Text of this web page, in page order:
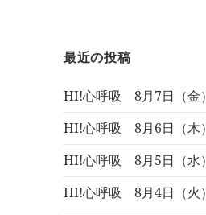
最近の投稿
HI!心呼吸 8月7日（金）
HI!心呼吸 8月6日（木）
HI!心呼吸 8月5日（水）
HI!心呼吸 8月4日（火）